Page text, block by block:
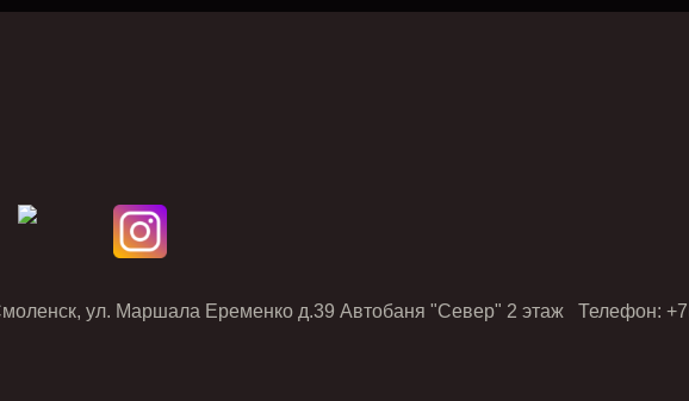
ул. Маршала Еременко д.39 Автобаня "Север" 2 этаж Телефон: